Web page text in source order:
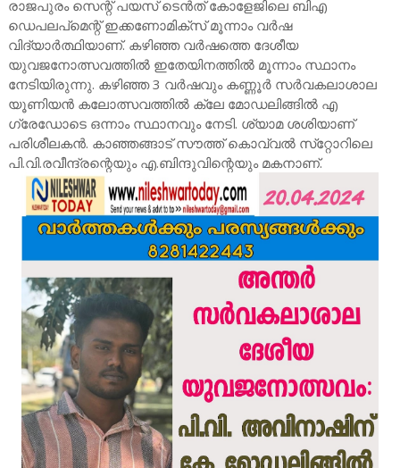
രാജപുരം സെന്റ് പയസ് ടെൻത് കോളേജിലെ ബിഎ
ഡെപലപ്മെന്റ് ഇക്കണോമിക്സ് മൂന്നാം വർഷ
വിദ്യാർത്ഥിയാണ്. കഴിഞ്ഞ വർഷത്തെ ദേശീയ
യുവജനോത്സവത്തിൽ ഇതേയിനത്തിൽ മൂന്നാം സ്ഥാനം
നേടിയിരുന്നു. കഴിഞ്ഞ 3 വർഷവും കണ്ണൂർ സർവകലാശാല
യൂണിയൻ കലോത്സവത്തിൽ ക്ലേ മോഡലിങ്ങിൽ എ
ഗ്രേഡോടെ ഒന്നാം സ്ഥാനവും നേടി. ശ്യാമ ശശിയാണ്
പരിശീലകൻ. കാഞ്ഞങ്ങാട് സൗത്ത് കൊവ്വൽ സ്‌റ്റോറിലെ
പി.വി.രവീന്ദ്രന്റെയും എ.ബിന്ദുവിന്റെയും മകനാണ്.